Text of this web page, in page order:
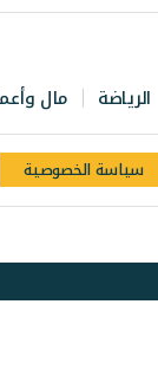
الرياضة مال
سياسة الخصوصية